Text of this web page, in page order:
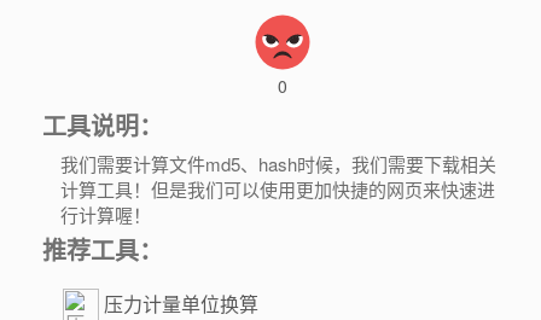
0
工具说明：
我们需要计算文件md5、hash时候，我们需要下载相关
计算工具！但是我们可以使用更加快捷的网页来快速进
行计算喔！
推荐工具：
压力计量单位换算